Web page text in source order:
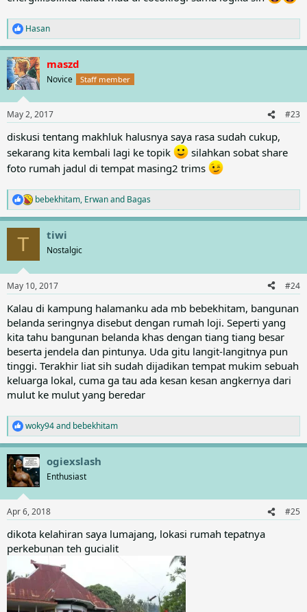
R
e
a
c
t
i
n
s
:
Hasan
maszd
Novice Staff member
May 2, 2017 #23
diskusi tentang makhluk halusnya saya rasa sudah cukup,
sekarang kita kembali lagi ke topik
silahkan sobat share
foto rumah jadul di tempat masing2 trims
R
e
a
i
n
s
:
bebekhitam, Erwanand Bagas
T tiwi
Nostalgic
May 10, 2017 #24
Kalau di kampung halamanku ada mb bebekhitam, bangunan
belanda seringnya disebut dengan rumah loji. Seperti yang
kita tahu bangunan belanda khas dengan tiang tiang besar
beserta jendela dan pintunya. Uda gitu langit-langitnya pun
tinggi. Terakhir liat sih sudah dijadikan tempat mukim sebuah
keluarga lokal, cuma ga tau ada kesan kesan angkernya dari
mulut ke mulut yang beredar
R
e
a
c
t
i
s
:
woky94and bebekhitam
ogiexslash
Enthusiast
Apr 6, 2018 #25
dikota kelahiran saya lumajang, lokasi rumah tepatnya
perkebunan teh gucialit